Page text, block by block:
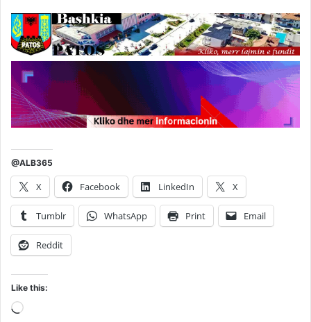
@ALB365
X Facebook LinkedIn X
Tumblr WhatsApp Print Email
Reddit
Like this:
Loading…